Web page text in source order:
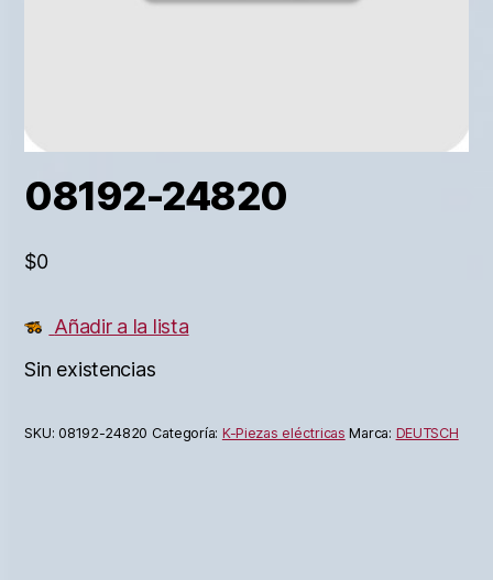
08192-24820
$0
Añadir a la lista
Sin existencias
SKU:08192-24820 Categoría: K-Piezas eléctricas Marca: DEUTSCH